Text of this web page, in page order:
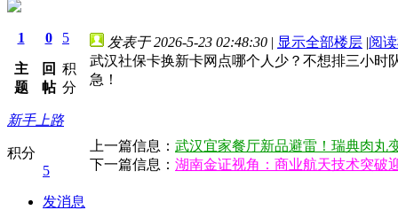
1
主
题
0
回
帖
5
积
分
新手上路
积分
5
发消息
发表于 2026-5-23 02:48:30 | 显示全部楼层 |阅
武汉社保卡换新卡网点哪个人少？不想排三小时
急！
上一篇信息： 武汉宜家餐厅新品避雷！瑞典肉丸
下一篇信息： 湖南金证视角：商业航天技术突破